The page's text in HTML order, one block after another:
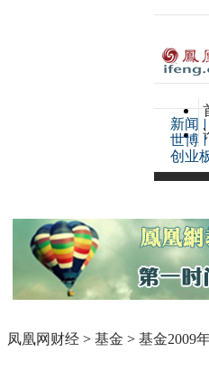
新闻
世博
创业
凤凰网财经 > 基金 > 基金2009